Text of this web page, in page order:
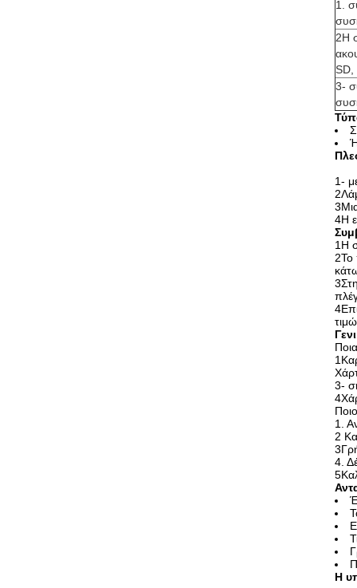
1.
2Η
SD,
3-
1-
4Η
1Η
2Το
3-
1.
2
4.
Η